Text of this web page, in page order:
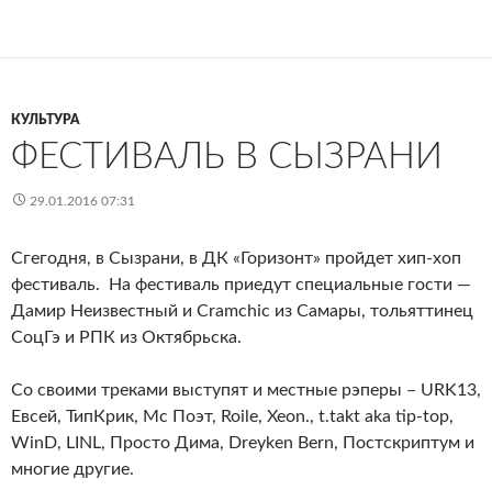
КУЛЬТУРА
ФЕСТИВАЛЬ В СЫЗРАНИ
29.01.2016 07:31
Сгегодня, в Сызрани, в ДК «Горизонт» пройдет хип-хоп
фестиваль. На фестиваль приедут специальные гости —
Дамир Неизвестный и Cramchic из Самары, тольяттинец
СоцГэ и РПК из Октябрьска.
Со своими треками выступят и местные рэперы – URK13,
Евсей, ТипКрик, Mc Поэт, Roile, Xeon., t.takt aka tip-top,
WinD, LINL, Просто Дима, Dreyken Bern, Постскриптум и
многие другие.